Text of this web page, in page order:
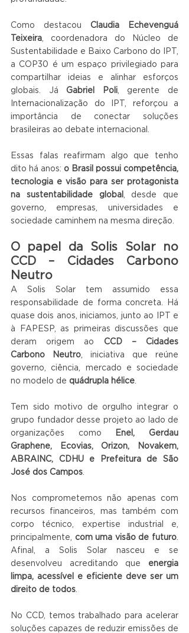
Como destacou Claudia Echevenguá
Teixeira, coordenadora do Núcleo de
Sustentabilidade e Baixo Carbono do IPT,
a COP30 é um espaço privilegiado para
compartilhar ideias e alinhar esforços
globais. Já Gabriel Poli, gerente de
Internacionalização do IPT, reforçou a
importância de conectar soluções
brasileiras ao debate internacional.
Essas falas reafirmam algo que tenho
dito há anos: o Brasil possui competência,
tecnologia e visão para ser protagonista
na sustentabilidade global , desde que
governo, empresas, universidades e
sociedade caminhem na mesma direção.
O papel da Solis Solar no
CCD – Cidades Carbono
Neutro
A Solis Solar tem assumido essa
responsabilidade de forma concreta. Há
quase dois anos, iniciamos, junto ao IPT e
à FAPESP, as primeiras discussões que
deram origem ao CCD – Cidades
Carbono Neutro, iniciativa que reúne
governo, ciência, mercado e sociedade
no modelo de quádrupla hélice.
Tem sido motivo de orgulho integrar o
grupo fundador desse projeto ao lado de
organizações como
Enel, Gerdau
Graphene, Ecovias, Orizon, Novakem,
ABRAINC, CDHU e Prefeitura de São
José dos Campos.
Nos comprometemos não apenas com
recursos financeiros, mas também com
corpo técnico, expertise industrial e,
principalmente, com uma visão de futuro.
Afinal, a Solis Solar nasceu e se
desenvolveu acreditando que energia
limpa, acessível e eficiente deve ser um
direito de todos.
No CCD, temos trabalhado para acelerar
soluções capazes de reduzir emissões de